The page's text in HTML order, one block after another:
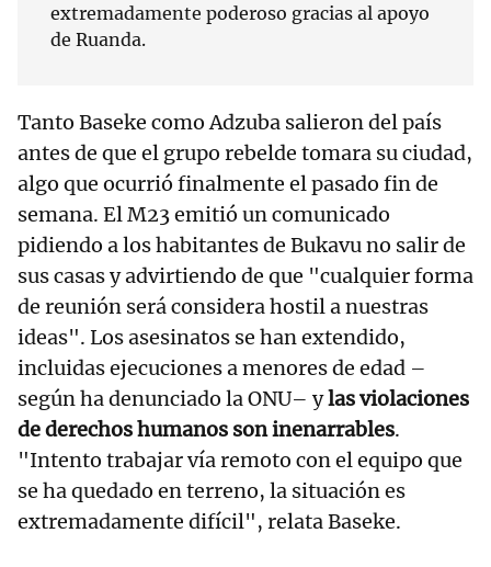
extremadamente poderoso gracias al apoyo
de Ruanda.
Tanto Baseke como Adzuba salieron del país
antes de que el grupo rebelde tomara su ciudad,
algo que ocurrió finalmente el pasado fin de
semana. El M23 emitió un comunicado
pidiendo a los habitantes de Bukavu no salir de
sus casas y advirtiendo de que "cualquier forma
de reunión será considera hostil a nuestras
ideas". Los asesinatos se han extendido,
incluidas ejecuciones a menores de edad –
según ha denunciado la ONU– ylas violaciones
de derechos humanos son inenarrables.
"Intento trabajar vía remoto con el equipo que
se ha quedado en terreno, la situación es
extremadamente difícil", relata Baseke.